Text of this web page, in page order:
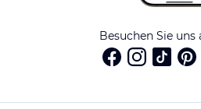
Besuchen Sie uns